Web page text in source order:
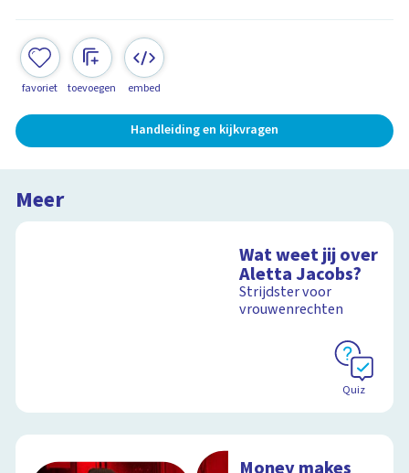
favoriet toevoegen embed
Handleiding en kijkvragen
Meer
Wat weet jij over
Aletta Jacobs?
Strijdster voor
vrouwenrechten
Quiz